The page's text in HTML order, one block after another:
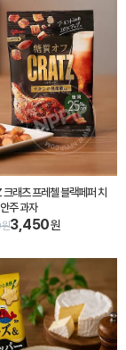
래츠 프레첼 블랙페퍼 치
주 과자
3,450원